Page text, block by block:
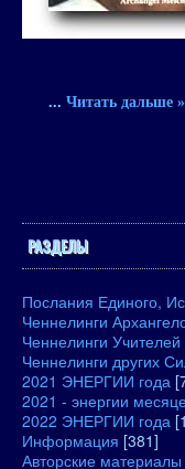
... Читать дальше »
РАЗДЕЛЫ
Послания Единого,
Ченнелинги
Ченнелинги
Ченнелинги других
2021 ЭНЕРГИИ года
2021 - энергии
2022 ЭНЕРГИИ года
Информация [381]
Авторские